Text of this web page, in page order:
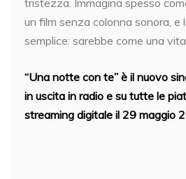
tristezza. Immagina spesso
un film senza colonna sonora, e
semplice: sarebbe come una
“Una notte con te” è il nuovo
in uscita in radio e su tutte le
streaming digitale il 29 maggio